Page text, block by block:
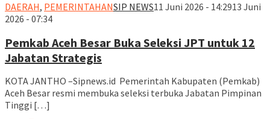
DAERAH, PEMERINTAHANSIP NEWS11 Juni 2026 - 14:2913 Juni
2026 - 07:34
Pemkab Aceh Besar Buka Seleksi JPT untuk 12
Jabatan Strategis
KOTA JANTHO –Sipnews.id Pemerintah Kabupaten (Pemkab)
Aceh Besar resmi membuka seleksi terbuka Jabatan Pimpinan
Tinggi […]